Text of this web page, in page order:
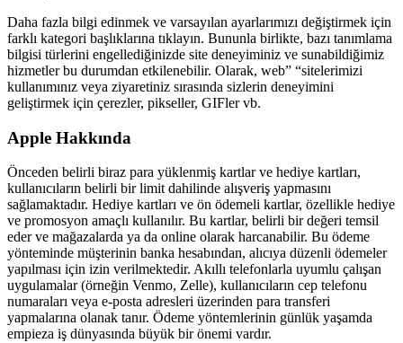
Daha fazla bilgi edinmek ve varsayılan ayarlarımızı değiştirmek için
farklı kategori başlıklarına tıklayın. Bununla birlikte, bazı tanımlama
bilgisi türlerini engellediğinizde site deneyiminiz ve sunabildiğimiz
hizmetler bu durumdan etkilenebilir. Olarak, web” “sitelerimizi
kullanımınız veya ziyaretiniz sırasında sizlerin deneyimini
geliştirmek için çerezler, pikseller, GIFler vb.
Apple Hakkında
Önceden belirli biraz para yüklenmiş kartlar ve hediye kartları,
kullanıcıların belirli bir limit dahilinde alışveriş yapmasını
sağlamaktadır. Hediye kartları ve ön ödemeli kartlar, özellikle hediye
ve promosyon amaçlı kullanılır. Bu kartlar, belirli bir değeri temsil
eder ve mağazalarda ya da online olarak harcanabilir. Bu ödeme
yönteminde müşterinin banka hesabından, alıcıya düzenli ödemeler
yapılması için izin verilmektedir. Akıllı telefonlarla uyumlu çalışan
uygulamalar (örneğin Venmo, Zelle), kullanıcıların cep telefonu
numaraları veya e-posta adresleri üzerinden para transferi
yapmalarına olanak tanır. Ödeme yöntemlerinin günlük yaşamda
empieza iş dünyasında büyük bir önemi vardır.